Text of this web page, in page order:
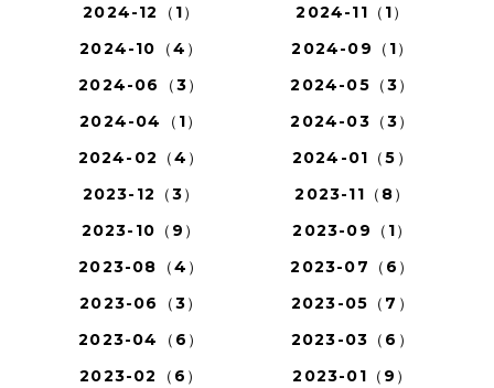
2024-12（1）
2024-11（1）
2024-10（4）
2024-09（1）
2024-06（3）
2024-05（3）
2024-04（1）
2024-03（3）
2024-02（4）
2024-01（5）
2023-12（3）
2023-11（8）
2023-10（9）
2023-09（1）
2023-08（4）
2023-07（6）
2023-06（3）
2023-05（7）
2023-04（6）
2023-03（6）
2023-02（6）
2023-01（9）